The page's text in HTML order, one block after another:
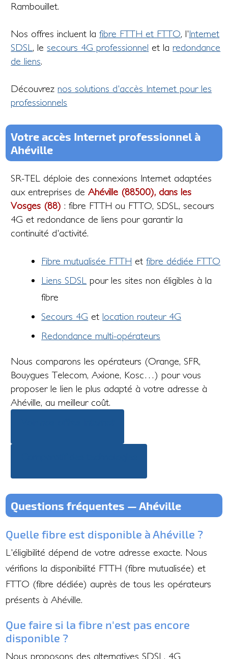
Rambouillet.
Nos offres incluent lafibre FTTH et FTTO, l'Internet
SDSL , lesecours 4G professionnel et la redondance
de liens.
Découvrez nos solutions d'accès Internet pour les
professionnels
Votre accès Internet professionnel à
Ahéville
SR-TEL déploie des connexions Internet adaptées
aux entreprises deAhéville (88500), dans les
Vosges (88) : fibre FTTH ou FTTO, SDSL, secours
4G et redondance de liens pour garantir la
continuité d'activité.
Fibre mutualisée FTTH etfibre dédiée FTTO
Liens SDSL
pour les sites non éligibles à la
fibre
Secours 4G et location routeur 4G
Redondance multi-opérateurs
Nous comparons les opérateurs (Orange, SFR,
Bouygues Telecom, Axione, Kosc…) pour vous
proposer le lien le plus adapté à votre adresse à
Ahéville, au meilleur coût.
Questions fréquentes — Ahéville
Quelle fibre est disponible à Ahéville ?
L'éligibilité dépend de votre adresse exacte. Nous
vérifions la disponibilité FTTH (fibre mutualisée) et
FTTO (fibre dédiée) auprès de tous les opérateurs
présents à Ahéville.
Que faire si la fibre n'est pas encore
disponible ?
Nous proposons des alternatives SDSL, 4G